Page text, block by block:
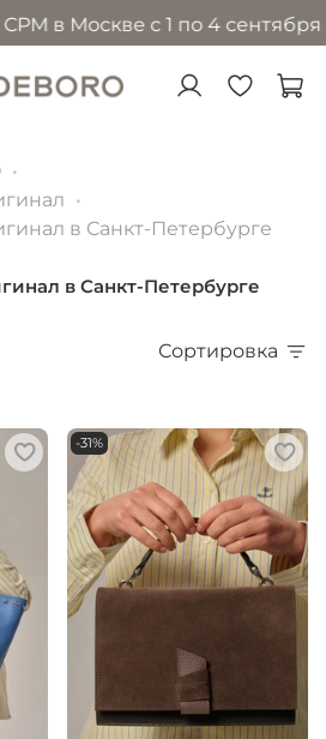
с 1 по 4 сентября 2026
в Санкт-Петербурге
в Санкт-Петербурге
Сортировка
-31%